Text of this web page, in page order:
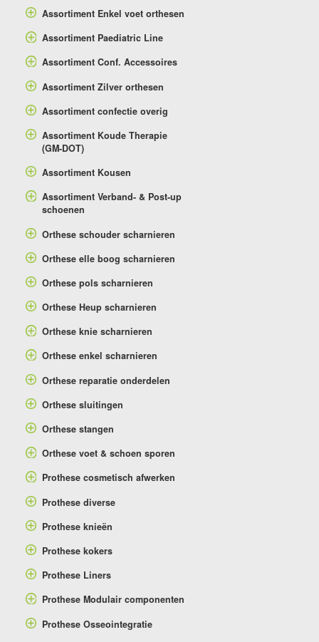
Assortiment Enkel voet orthesen
Assortiment Paediatric Line
Assortiment Conf. Accessoires
Assortiment Zilver orthesen
Assortiment confectie overig
Assortiment Koude Therapie
(GM-DOT)
Assortiment Kousen
Assortiment Verband- & Post-up
schoenen
Orthese schouder scharnieren
Orthese elle boog scharnieren
Orthese pols scharnieren
Orthese Heup scharnieren
Orthese knie scharnieren
Orthese enkel scharnieren
Orthese reparatie onderdelen
Orthese sluitingen
Orthese stangen
Orthese voet & schoen sporen
Prothese cosmetisch afwerken
Prothese diverse
Prothese knieën
Prothese kokers
Prothese Liners
Prothese Modulair componenten
Prothese Osseointegratie